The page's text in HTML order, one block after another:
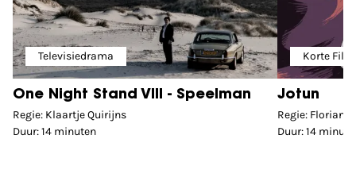
Televisiedrama
One Night Stand VIII - Speelman
Regie: Klaartje Quirijns
Duur: 14 minuten
Korte Film
Jotun
Regie: Florian
Duur: 14